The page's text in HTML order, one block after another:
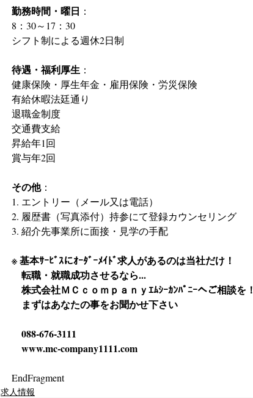
勤務時間・曜日 ：
8：30～17：30
シフト制による週休2日制
待遇・福利厚生 ：
健康保険・厚生年金・雇用保険・労災保険
有給休暇法廷通り
退職金制度
交通費支給
昇給年1回
賞与年2回
その他：
1. エントリー（メール又は電話）
2. 履歴書（写真添付）持参にて登録カウンセリング
3. 紹介先事業所に面接・見学の手配
※ 基本ｻｰﾋﾞｽにｵｰﾀﾞｰﾒｲﾄﾞ求人があるのは当社だけ！
転職・就職成功させるなら...
株式会社ＭＣｃｏｍｐａｎｙｴﾑｼｰｶﾝﾊﾟﾆｰへご相談を！
まずはあなたの事をお聞かせ下さい
088-676-3111
www.mc-company1111.com
EndFragment
求人情報